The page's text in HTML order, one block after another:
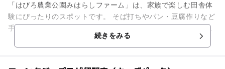
「はびろ農業公園みはらしファーム」は、家族で楽しむ田舎体
験にぴったりのスポットです。 そば打ちやパン・豆腐作りなど
手作り体験のほか、季節の収穫体験メニューが充実。いちご、
続きをみる